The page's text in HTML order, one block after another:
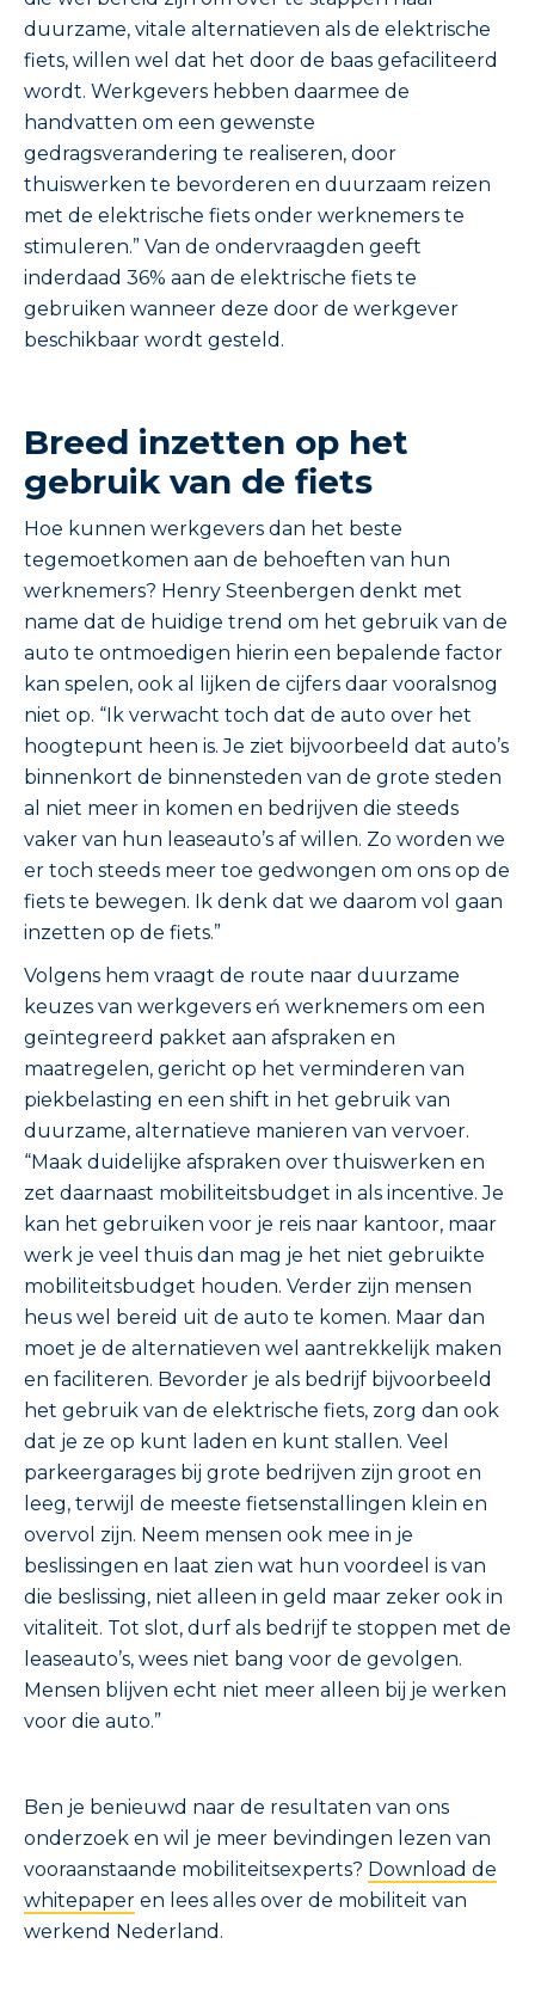
duurzame, vitale alternatieven als de elektrische
fiets, willen wel dat het door de baas gefaciliteerd
wordt. Werkgevers hebben daarmee de
handvatten om een gewenste
gedragsverandering te realiseren, door
thuiswerken te bevorderen en duurzaam reizen
met de elektrische fiets onder werknemers te
stimuleren.” Van de ondervraagden geeft
inderdaad 36% aan de elektrische fiets te
gebruiken wanneer deze door de werkgever
beschikbaar wordt gesteld.
Breed inzetten op het
gebruik van de fiets
Hoe kunnen werkgevers dan het beste
tegemoetkomen aan de behoeften van hun
werknemers? Henry Steenbergen denkt met
name dat de huidige trend om het gebruik van de
auto te ontmoedigen hierin een bepalende factor
kan spelen, ook al lijken de cijfers daar vooralsnog
niet op. “Ik verwacht toch dat de auto over het
hoogtepunt heen is. Je ziet bijvoorbeeld dat auto’s
binnenkort de binnensteden van de grote steden
al niet meer in komen en bedrijven die steeds
vaker van hun leaseauto’s af willen. Zo worden we
er toch steeds meer toe gedwongen om ons op de
fiets te bewegen. Ik denk dat we daarom vol gaan
inzetten op de fiets.”
Volgens hem vraagt de route naar duurzame
keuzes van werkgevers eń werknemers om een
geïntegreerd pakket aan afspraken en
maatregelen, gericht op het verminderen van
piekbelasting en een shift in het gebruik van
duurzame, alternatieve manieren van vervoer.
“Maak duidelijke afspraken over thuiswerken en
zet daarnaast mobiliteitsbudget in als incentive. Je
kan het gebruiken voor je reis naar kantoor, maar
werk je veel thuis dan mag je het niet gebruikte
mobiliteitsbudget houden. Verder zijn mensen
heus wel bereid uit de auto te komen. Maar dan
moet je de alternatieven wel aantrekkelijk maken
en faciliteren. Bevorder je als bedrijf bijvoorbeeld
het gebruik van de elektrische fiets, zorg dan ook
dat je ze op kunt laden en kunt stallen. Veel
parkeergarages bij grote bedrijven zijn groot en
leeg, terwijl de meeste fietsenstallingen klein en
overvol zijn. Neem mensen ook mee in je
beslissingen en laat zien wat hun voordeel is van
die beslissing, niet alleen in geld maar zeker ook in
vitaliteit. Tot slot, durf als bedrijf te stoppen met de
leaseauto’s, wees niet bang voor de gevolgen.
Mensen blijven echt niet meer alleen bij je werken
voor die auto.”
Ben je benieuwd naar de resultaten van ons
onderzoek en wil je meer bevindingen lezen van
vooraanstaande mobiliteitsexperts? Download de
whitepaper en lees alles over de mobiliteit van
werkend Nederland.